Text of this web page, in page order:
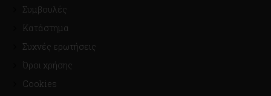
Συμβουλές
Κατάστημα
Συχνές ερωτήσεις
Όροι χρήσης
Cookies